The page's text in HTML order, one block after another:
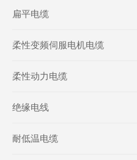
扁平电缆
柔性变频伺服电机电缆
柔性动力电缆
绝缘电线
耐低温电缆